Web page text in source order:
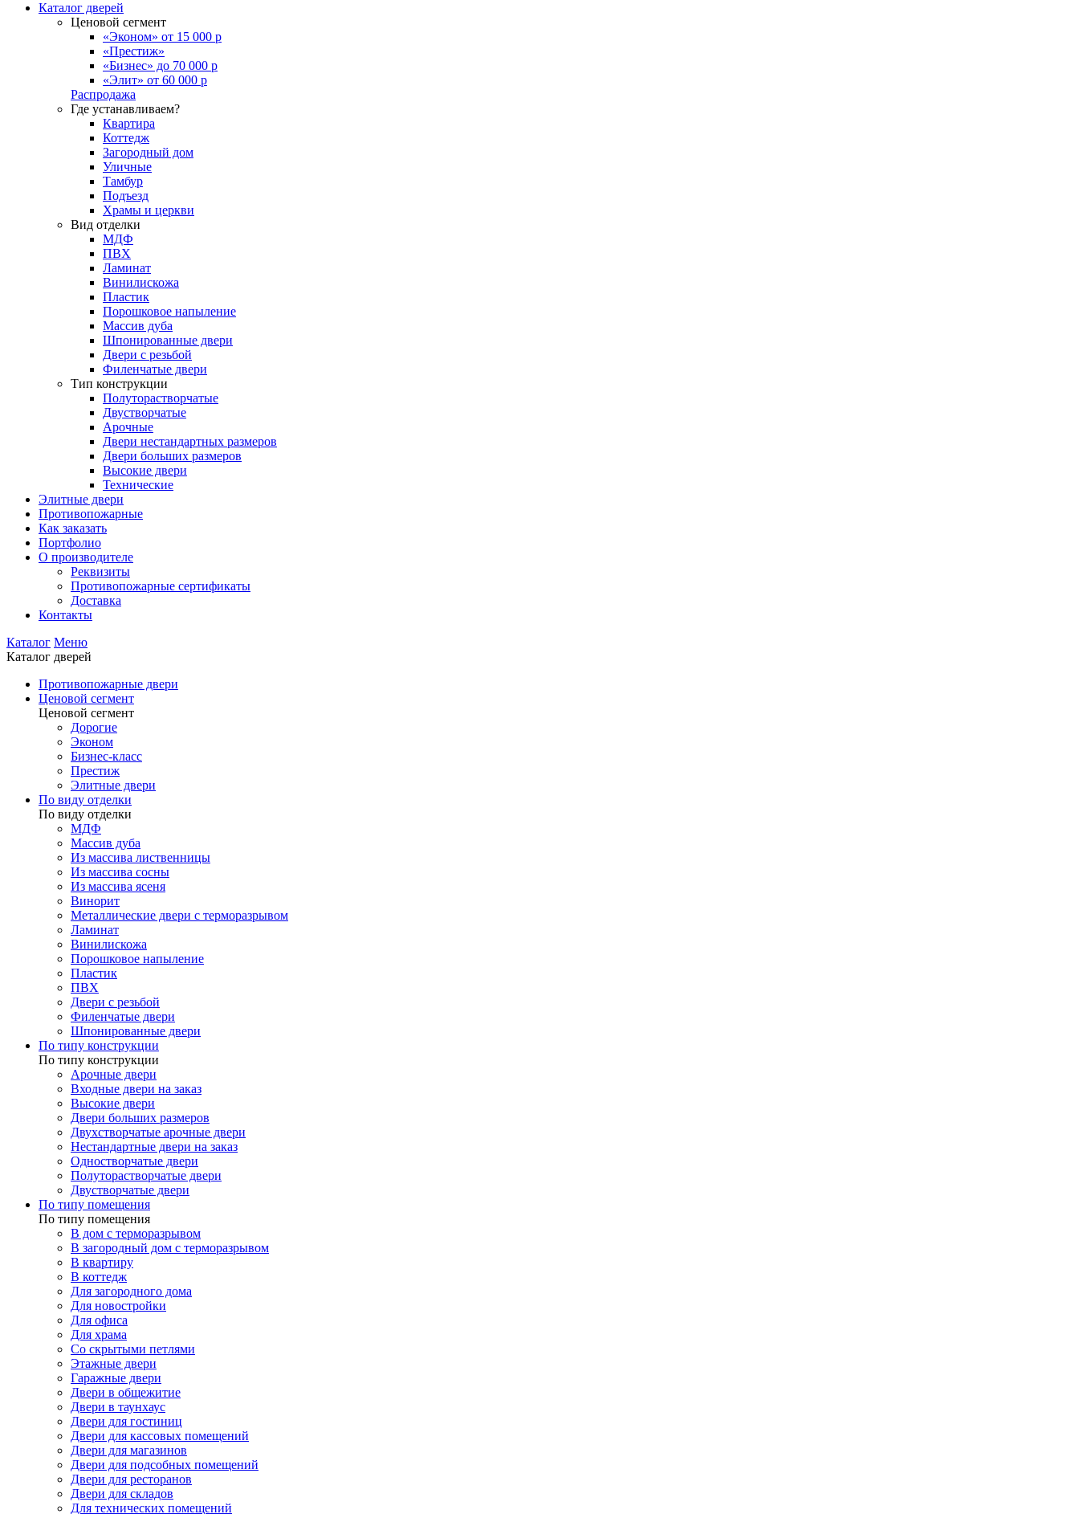
Каталог дверей
Ценовой сегмент
«Эконом» от 15 000 р
«Престиж»
«Бизнес» до 70 000 р
«Элит» от 60 000 р
Распродажа
Где устанавливаем?
Квартира
Коттедж
Загородный дом
Уличные
Тамбур
Подъезд
Храмы и церкви
Вид отделки
МДФ
ПВХ
Ламинат
Винилискожа
Пластик
Порошковое напыление
Массив дуба
Шпонированные двери
Двери с резьбой
Филенчатые двери
Тип конструкции
Полуторастворчатые
Двустворчатые
Арочные
Двери нестандартных размеров
Двери больших размеров
Высокие двери
Технические
Элитные двери
Противопожарные
Как заказать
Портфолио
О производителе
Реквизиты
Противопожарные сертификаты
Доставка
Контакты
Каталог Меню
Каталог дверей
Противопожарные двери
Ценовой сегмент
Ценовой сегмент
Дорогие
Эконом
Бизнес-класс
Престиж
Элитные двери
По виду отделки
По виду отделки
МДФ
Массив дуба
Из массива лиственницы
Из массива сосны
Из массива ясеня
Винорит
Металлические двери с терморазрывом
Ламинат
Винилискожа
Порошковое напыление
Пластик
ПВХ
Двери с резьбой
Филенчатые двери
Шпонированные двери
По типу конструкции
По типу конструкции
Арочные двери
Входные двери на заказ
Высокие двери
Двери больших размеров
Двухстворчатые арочные двери
Нестандартные двери на заказ
Одностворчатые двери
Полуторастворчатые двери
Двустворчатые двери
По типу помещения
По типу помещения
В дом с терморазрывом
В загородный дом с терморазрывом
В квартиру
В коттедж
Для загородного дома
Для новостройки
Для офиса
Для храма
Со скрытыми петлями
Этажные двери
Гаражные двери
Двери в общежитие
Двери в таунхаус
Двери для гостиниц
Двери для кассовых помещений
Двери для магазинов
Двери для подсобных помещений
Двери для ресторанов
Двери для складов
Для технических помещений